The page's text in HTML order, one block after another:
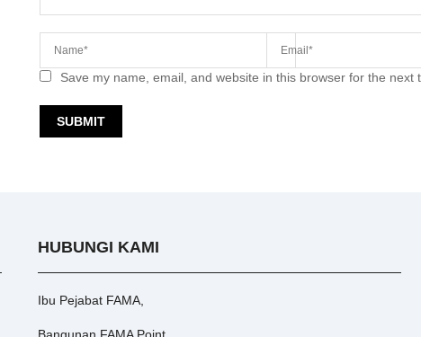
Save my name, email, and website in this browser for the next
HUBUNGI KAMI
Ibu Pejabat FAMA,